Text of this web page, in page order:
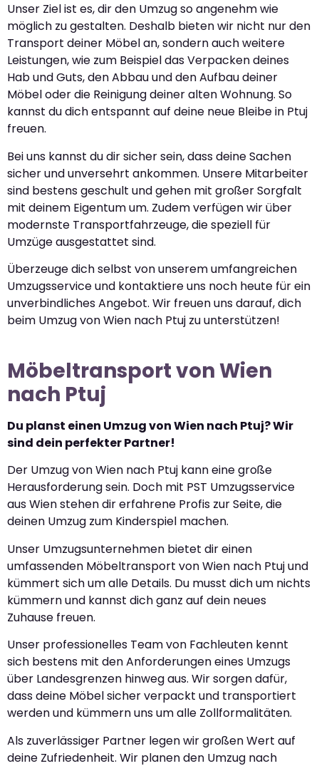
Unser Ziel ist es, dir den Umzug so angenehm wie
möglich zu gestalten. Deshalb bieten wir nicht nur den
Transport deiner Möbel an, sondern auch weitere
Leistungen, wie zum Beispiel das Verpacken deines
Hab und Guts, den Abbau und den Aufbau deiner
Möbel oder die Reinigung deiner alten Wohnung. So
kannst du dich entspannt auf deine neue Bleibe in Ptuj
freuen.
Bei uns kannst du dir sicher sein, dass deine Sachen
sicher und unversehrt ankommen. Unsere Mitarbeiter
sind bestens geschult und gehen mit großer Sorgfalt
mit deinem Eigentum um. Zudem verfügen wir über
modernste Transportfahrzeuge, die speziell für
Umzüge ausgestattet sind.
Überzeuge dich selbst von unserem umfangreichen
Umzugsservice und kontaktiere uns noch heute für ein
unverbindliches Angebot. Wir freuen uns darauf, dich
beim Umzug von Wien nach Ptuj zu unterstützen!
Möbeltransport von Wien
nach Ptuj
Du planst einen Umzug von Wien nach Ptuj? Wir
sind dein perfekter Partner!
Der Umzug von Wien nach Ptuj kann eine große
Herausforderung sein. Doch mit PST Umzugsservice
aus Wien stehen dir erfahrene Profis zur Seite, die
deinen Umzug zum Kinderspiel machen.
Unser Umzugsunternehmen bietet dir einen
umfassenden Möbeltransport von Wien nach Ptuj und
kümmert sich um alle Details. Du musst dich um nichts
kümmern und kannst dich ganz auf dein neues
Zuhause freuen.
Unser professionelles Team von Fachleuten kennt
sich bestens mit den Anforderungen eines Umzugs
über Landesgrenzen hinweg aus. Wir sorgen dafür,
dass deine Möbel sicher verpackt und transportiert
werden und kümmern uns um alle Zollformalitäten.
Als zuverlässiger Partner legen wir großen Wert auf
deine Zufriedenheit. Wir planen den Umzug nach